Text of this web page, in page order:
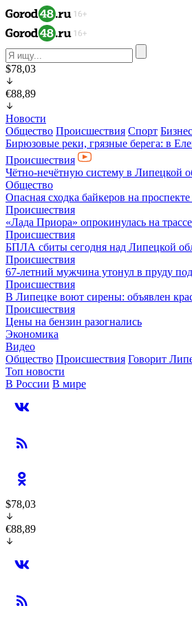
$78,03
€88,89
Новости
Общество Происшествия Спорт Бизнес
Бирюзовые реки, грязные берега: в
Происшествия
Чётно-нечётную систему в Липецкой
Общество
Опасная сходка байкеров на
Происшествия
«Лада Приора» опрокинулась на
Происшествия
БПЛА сбиты сегодня над Липецкой
Происшествия
67-летний мужчина утонул в пруду
Происшествия
В Липецке воют сирены: объявлен
Происшествия
Цены на бензин разогнались
Экономика
Видео
Общество Происшествия Говорит
Топ новости
В России В мире
$78,03
€88,89